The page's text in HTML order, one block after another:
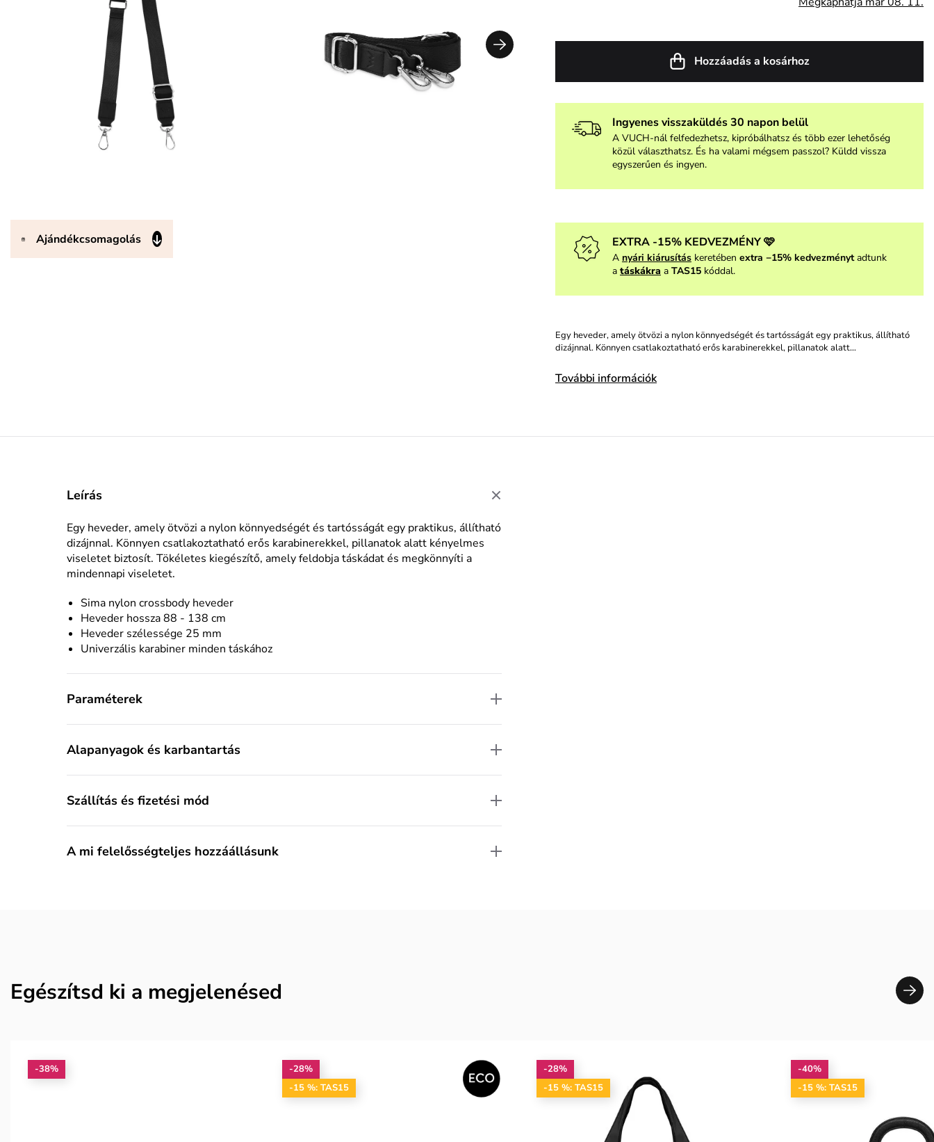
Ajándékcsomagolás
Hozzáadás a kosárhoz
Ingyenes visszaküldés 30 napon belül
A VUCH-nál felfedezhetsz, kipróbálhatsz és több ezer lehetőség
közül választhatsz. És ha valami mégsem passzol? Küldd vissza
egyszerűen és ingyen.
EXTRA -15% KEDVEZMÉNY 🩷
A nyári kiárusítás keretében extra −15% kedvezménytadtunk
a táskákra a TAS15kóddal.
Egy heveder, amely ötvözi a nylon könnyedségét és tartósságát egy praktikus, állítható
dizájnnal. Könnyen csatlakoztatható erős karabinerekkel, pillanatok alatt…
További információk
Leírás
Egy heveder, amely ötvözi a nylon könnyedségét és tartósságát egy praktikus, állítható
dizájnnal. Könnyen csatlakoztatható erős karabinerekkel, pillanatok alatt kényelmes
viseletet biztosít. Tökéletes kiegészítő, amely feldobja táskádat és megkönnyíti a
mindennapi viseletet.
Sima nylon crossbody heveder
Heveder hossza 88 - 138 cm
Heveder szélessége 25 mm
Univerzális karabiner minden táskához
Paraméterek
Alapanyagok és karbantartás
Szállítás és fizetési mód
A mi felelősségteljes hozzáállásunk
Egészítsd ki a megjelenésed
-38%
-28%
-15 %: TAS15
-28%
-15 %: TAS15
-40%
-15 %: TAS15